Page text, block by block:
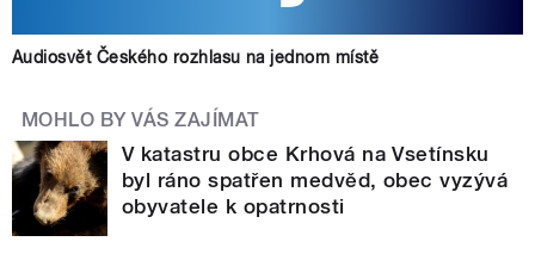
Audiosvět Českého rozhlasu na jednom místě
MOHLO BY VÁS ZAJÍMAT
V katastru obce Krhová na Vsetínsku
byl ráno spatřen medvěd, obec vyzývá
obyvatele k opatrnosti